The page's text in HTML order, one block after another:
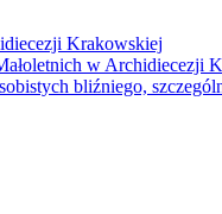
Krakowskiej
w Archidiecezji
bliźniego,